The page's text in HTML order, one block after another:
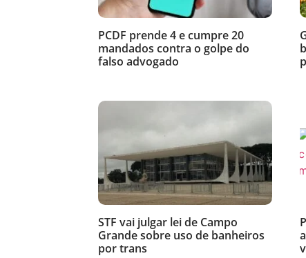
PCDF prende 4 e cumpre 20
mandados contra o golpe do
falso advogado
STF vai julgar lei de Campo
Grande sobre uso de banheiros
por trans